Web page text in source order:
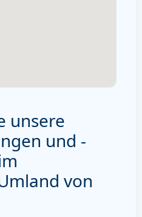
unsere
und -
von